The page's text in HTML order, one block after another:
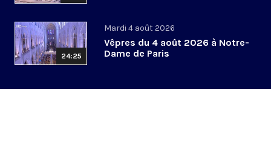
24:25
Mardi 4 août 2026
Vêpres du 4 août 2026 à Notre-
Dame de Paris